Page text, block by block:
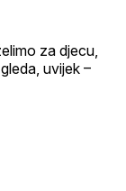
za djecu,
uvijek –